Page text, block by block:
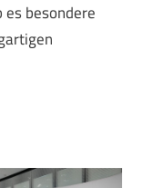
besondere